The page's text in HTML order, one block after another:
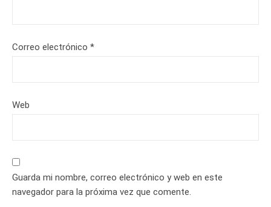
Correo electrónico *
Web
Guarda mi nombre, correo electrónico y web en este
navegador para la próxima vez que comente.